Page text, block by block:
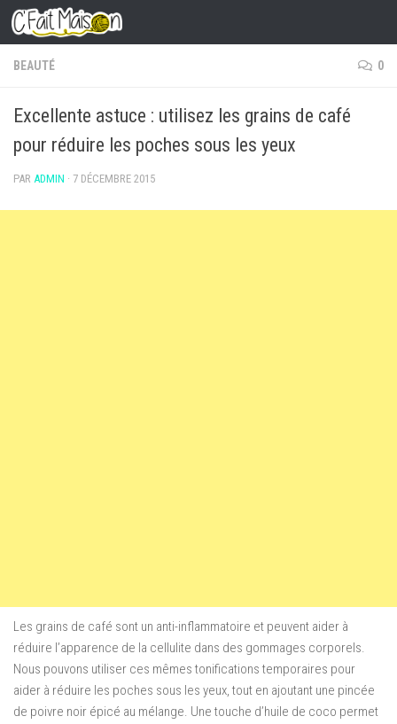
Skip to content
BEAUTÉ 0
Excellente astuce : utilisez les grains de café
pour réduire les poches sous les yeux
PAR ADMIN · 7 DÉCEMBRE 2015
Les grains de café sont un anti-inflammatoire et peuvent aider à
réduire l’apparence de la cellulite dans des gommages corporels.
Nous pouvons utiliser ces mêmes tonifications temporaires pour
aider à réduire les poches sous les yeux, tout en ajoutant une pincée
de poivre noir épicé au mélange. Une touche d’huile de coco permet